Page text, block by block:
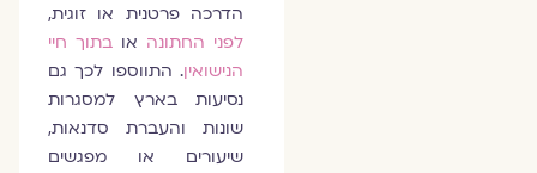
הדרכה פרטנית או זוגית,
לפני החתונהאובתוך חיי
הנישואין. התווספו לכך גם
נסיעות בארץ למסגרות
שונות והעברת סדנאות,
שיעורים או מפגשים